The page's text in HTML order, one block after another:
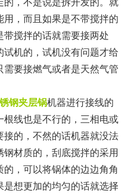
，而且如果是不带搅拌的
搅拌的话就需要接两处
机的，试机没有问题才给
要接燃气或者是天然气管
钢夹层锅机器进行接线的
线也是不行的，三相电或
的，不然的话机器就没法
材质的，刮底搅拌的采用
，可以将锅体的边边角角
想更加的均匀的话就选择